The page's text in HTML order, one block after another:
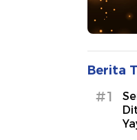
Berita
#1